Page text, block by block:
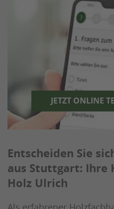
JETZT ONLINE
Entscheiden Sie
aus Stuttgart: Ihre
Holz Ulrich